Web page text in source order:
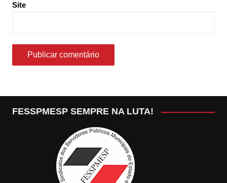
Site
FESSPMESP SEMPRE NA LUTA!